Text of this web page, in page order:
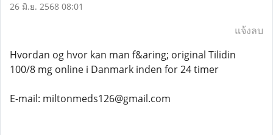
26 มิ.ย. 2568 08:01
แจ้งลบ
Hvordan og hvor kan man f&aring; original Tilidin
100/8 mg online i Danmark inden for 24 timer
E-mail: miltonmeds126@gmail.com